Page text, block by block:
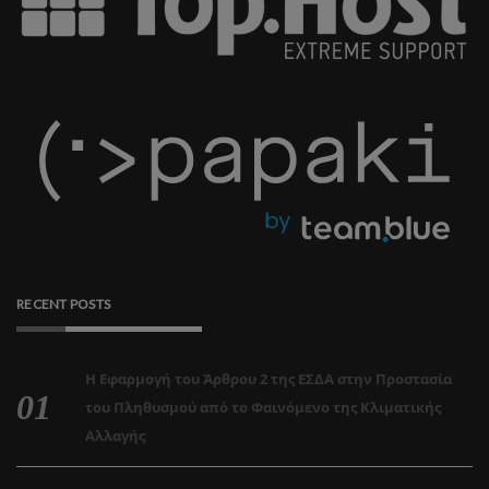
RECENT POSTS
Η Εφαρμογή του Άρθρου 2 της ΕΣΔΑ στην Προστασία
του Πληθυσμού από το Φαινόμενο της Κλιματικής
Αλλαγής